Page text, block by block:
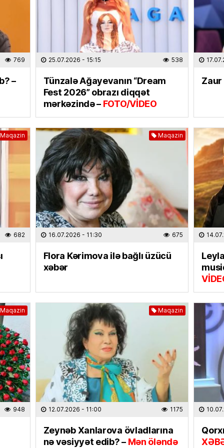
MEDİA
İDMAN
Yağış
DÜNYA
İki
olundu
769
–
25.07.2026 - 15:15 538
Tünzalə Ağayevanın “Dream
Fest 2026” obrazı diqqət
mərkəzində –FOTO/VİDEO
Zaur
Maqazin
682
Maqazin
16.07.2026 - 11:30 675
Flora Kərimova ilə bağlı üzücü
xəbər
Maqazin
948
Maqazin
12.07.2026 - 11:00 1175
Zeynəb Xanlarova övladlarına
nə vəsiyyət edib? –Mən öləndə